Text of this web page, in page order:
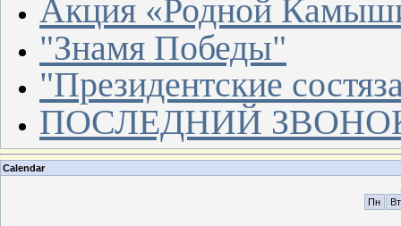
Акция «Родной
"Знамя Победы"
"Президентские
ПОСЛЕДНИЙ
Calendar
Пн
Вт